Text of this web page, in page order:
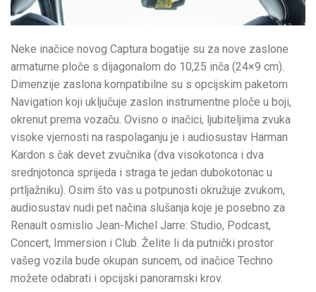
Neke inačice novog Captura bogatije su za nove zaslone
armaturne ploče s dijagonalom do 10,25 inča (24×9 cm).
Dimenzije zaslona kompatibilne su s opcijskim paketom
Navigation koji uključuje zaslon instrumentne ploče u boji,
okrenut prema vozaču. Ovisno o inačici, ljubiteljima zvuka
visoke vjernosti na raspolaganju je i audiosustav Harman
Kardon s čak devet zvučnika (dva visokotonca i dva
srednjotonca sprijeda i straga te jedan dubokotonac u
prtljažniku). Osim što vas u potpunosti okružuje zvukom,
audiosustav nudi pet načina slušanja koje je posebno za
Renault osmislio Jean-Michel Jarre: Studio, Podcast,
Concert, Immersion i Club. Želite li da putnički prostor
vašeg vozila bude okupan suncem, od inačice Techno
možete odabrati i opcijski panoramski krov.